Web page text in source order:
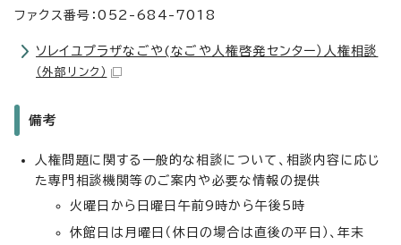
ファクス番号：052-684-7018
ソレイユプラザなごや(なごや人権啓発センター）人権相談
（外部リンク）
備考
人権問題に関する一般的な相談について、相談内容に応じ
た専門相談機関等のご案内や必要な情報の提供
火曜日から日曜日午前9時から午後5時
休館日は月曜日（休日の場合は直後の平日）、年末